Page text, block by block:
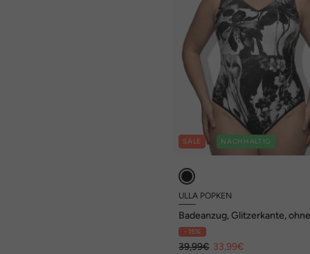
SALE NACHHALTIG
ULLA POPKEN
Badeanzug, Glitzerkante,
Softcups, V-Ausschnitt
- 15%
39,99€ 33,99€